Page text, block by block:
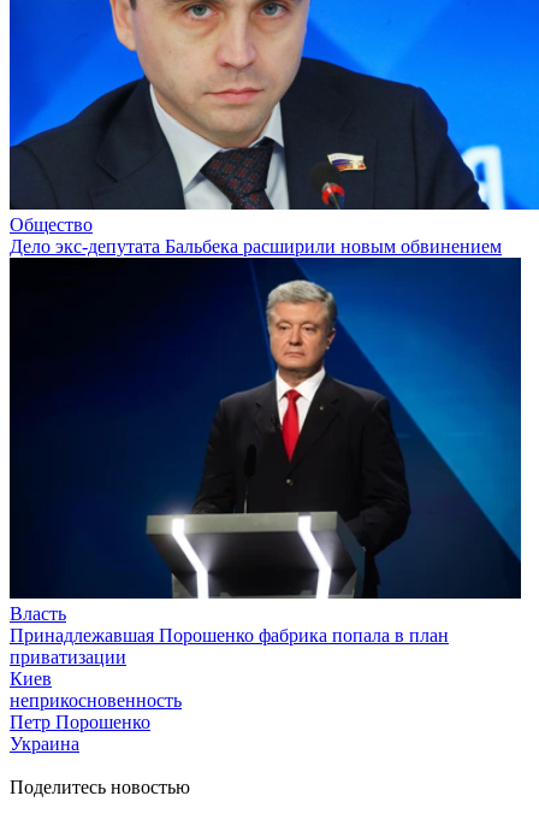
Общество
Дело экс-депутата Бальбека расширили новым обвинением
Власть
Принадлежавшая Порошенко фабрика попала в план
приватизации
Киев
неприкосновенность
Петр Порошенко
Украина
Поделитесь новостью